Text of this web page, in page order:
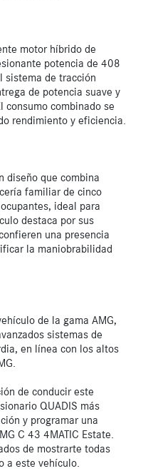
motor híbrido de
potencia de 408
sistema de tracción
de potencia suave y
combinado se
rendimiento y eficiencia.
diseño que combina
familiar de cinco
ideal para
destaca por sus
una presencia
la maniobrabilidad
de la gama AMG,
sistemas de
en línea con los altos
de conducir este
QUADIS más
y programar una
C 43 4MATIC Estate.
de mostrarte todas
a este vehículo.